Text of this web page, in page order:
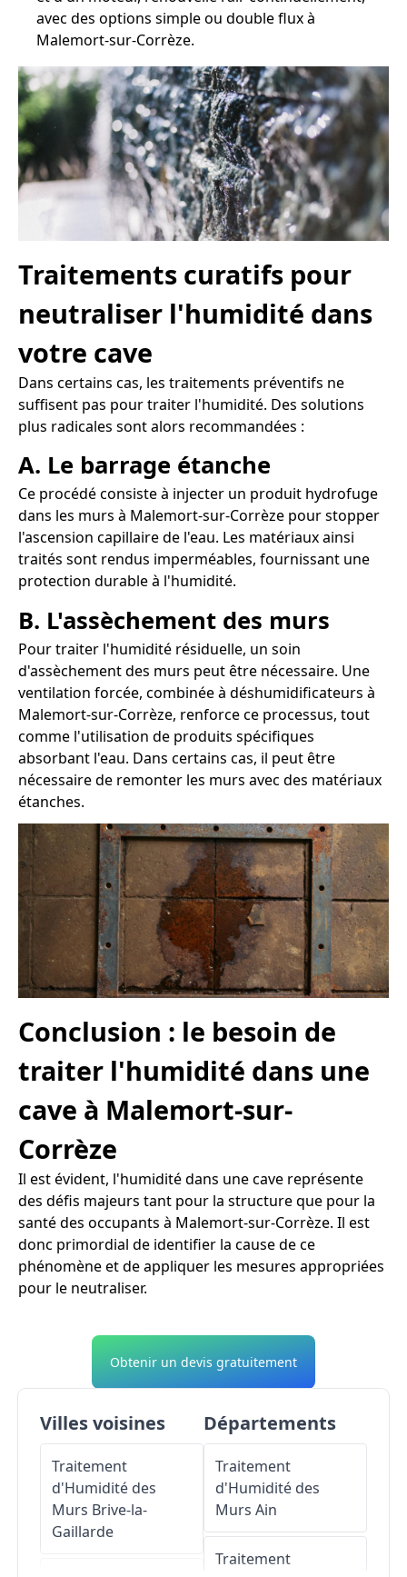
avec des options simple ou double flux à
Malemort-sur-Corrèze.
Traitements curatifs pour
neutraliser l'humidité dans
votre cave
Dans certains cas, les traitements préventifs ne
suffisent pas pour traiter l'humidité. Des solutions
plus radicales sont alors recommandées :
A. Le barrage étanche
Ce procédé consiste à injecter un produit hydrofuge
dans les murs à Malemort-sur-Corrèze pour stopper
l'ascension capillaire de l'eau. Les matériaux ainsi
traités sont rendus imperméables, fournissant une
protection durable à l'humidité.
B. L'assèchement des murs
Pour traiter l'humidité résiduelle, un soin
d'assèchement des murs peut être nécessaire. Une
ventilation forcée, combinée à déshumidificateurs à
Malemort-sur-Corrèze, renforce ce processus, tout
comme l'utilisation de produits spécifiques
absorbant l'eau. Dans certains cas, il peut être
nécessaire de remonter les murs avec des matériaux
étanches.
Conclusion : le besoin de
traiter l'humidité dans une
cave à Malemort-sur-
Corrèze
Il est évident, l'humidité dans une cave représente
des défis majeurs tant pour la structure que pour la
santé des occupants à Malemort-sur-Corrèze. Il est
donc primordial de identifier la cause de ce
phénomène et de appliquer les mesures appropriées
pour le neutraliser.
Obtenir un devis gratuitement
Villes voisines
Traitement
d'Humidité des
Murs Brive-la-
Gaillarde
Départements
Traitement
d'Humidité des
Murs Ain
Traitement